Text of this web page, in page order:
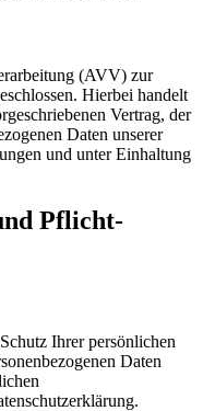
(AVV) zur
Hierbei handelt
Vertrag, der
Daten unserer
und unter Einhaltung
Pflicht­
Ihrer persönlichen
Daten